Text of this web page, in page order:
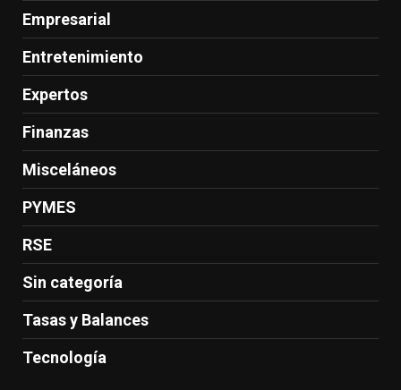
Empresarial
Entretenimiento
Expertos
Finanzas
Misceláneos
PYMES
RSE
Sin categoría
Tasas y Balances
Tecnología